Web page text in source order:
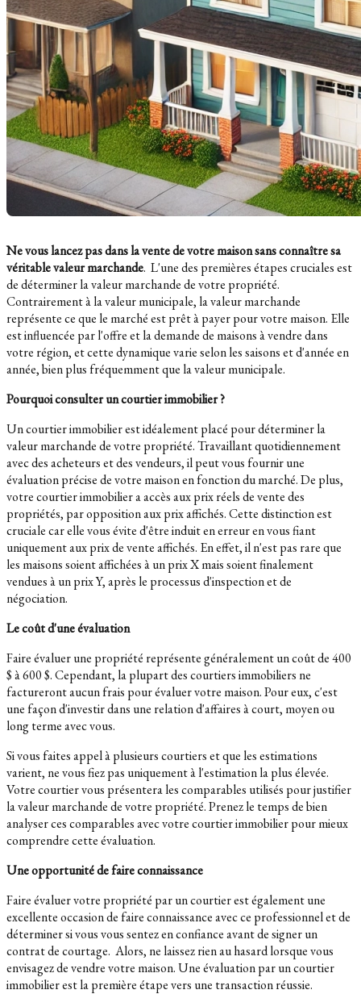
Ne vous lancez pas dans la vente de votre maison sans connaître sa
véritable valeur marchande. L'une des premières étapes cruciales est
de déterminer la valeur marchande de votre propriété.
Contrairement à la valeur municipale, la valeur marchande
représente ce que le marché est prêt à payer pour votre maison. Elle
est influencée par l'offre et la demande de maisons à vendre dans
votre région, et cette dynamique varie selon les saisons et d'année en
année, bien plus fréquemment que la valeur municipale.
Pourquoi consulter un courtier immobilier ?
Un courtier immobilier est idéalement placé pour déterminer la
valeur marchande de votre propriété. Travaillant quotidiennement
avec des acheteurs et des vendeurs, il peut vous fournir une
évaluation précise de votre maison en fonction du marché. De plus,
votre courtier immobilier a accès aux prix réels de vente des
propriétés, par opposition aux prix affichés. Cette distinction est
cruciale car elle vous évite d'être induit en erreur en vous fiant
uniquement aux prix de vente affichés. En effet, il n'est pas rare que
les maisons soient affichées à un prix X mais soient finalement
vendues à un prix Y, après le processus d'inspection et de
négociation.
Le coût d'une évaluation
Faire évaluer une propriété représente généralement un coût de 400
$ à 600 $. Cependant, la plupart des courtiers immobiliers ne
factureront aucun frais pour évaluer votre maison. Pour eux, c'est
une façon d'investir dans une relation d'affaires à court, moyen ou
long terme avec vous.
Si vous faites appel à plusieurs courtiers et que les estimations
varient, ne vous fiez pas uniquement à l'estimation la plus élevée.
Votre courtier vous présentera les comparables utilisés pour justifier
la valeur marchande de votre propriété. Prenez le temps de bien
analyser ces comparables avec votre courtier immobilier pour mieux
comprendre cette évaluation.
Une opportunité de faire connaissance
Faire évaluer votre propriété par un courtier est également une
excellente occasion de faire connaissance avec ce professionnel et de
déterminer si vous vous sentez en confiance avant de signer un
contrat de courtage. Alors, ne laissez rien au hasard lorsque vous
envisagez de vendre votre maison. Une évaluation par un courtier
immobilier est la première étape vers une transaction réussie.